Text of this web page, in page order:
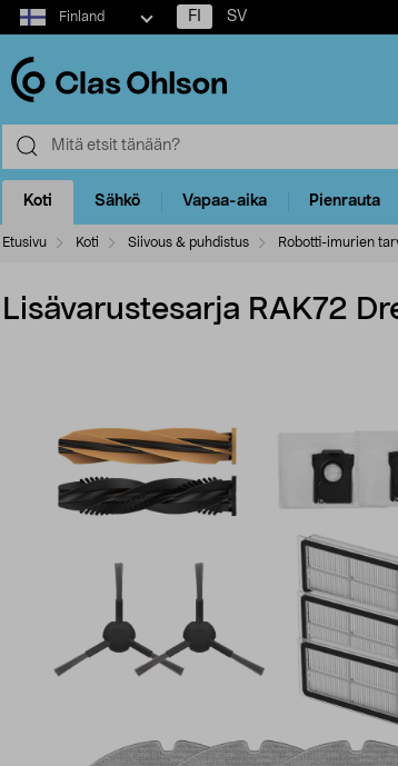
Select
market
Finland FI SV
Koti Sähkö Vapaa-aika Pienrauta
Etusivu Koti Siivous & puhdistus Robotti-imurien
Lisävarustesarja RAK72